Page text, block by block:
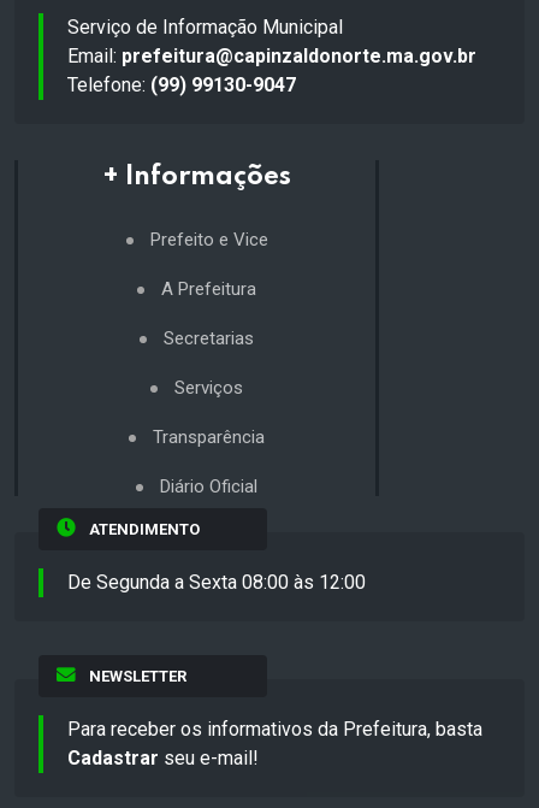
Serviço de Informação Municipal
Email: prefeitura@capinzaldonorte.ma.gov.br
Telefone: (99) 99130-9047
+ Informações
Prefeito e Vice
A Prefeitura
Secretarias
Serviços
Transparência
Diário Oficial
ATENDIMENTO
De Segunda a Sexta 08:00 às 12:00
NEWSLETTER
Para receber os informativos da Prefeitura, basta
Cadastrar seu e-mail!